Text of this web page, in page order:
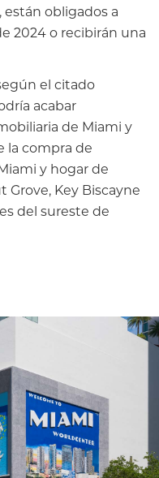
obligados a
2024 o recibirán una
el citado
acabar
de Miami y
la compra de
y hogar de
Grove, Key Biscayne
del sureste de